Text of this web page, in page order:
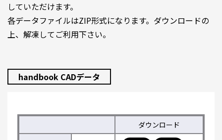
していただけます。
各データファイルはZIP形式になります。ダウンロードの
上、解凍してご利用下さい。
handbook CADデータ
ダウンロード